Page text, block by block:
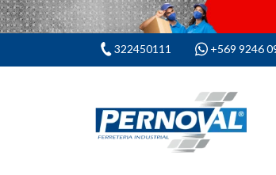
322450111 +569 9246